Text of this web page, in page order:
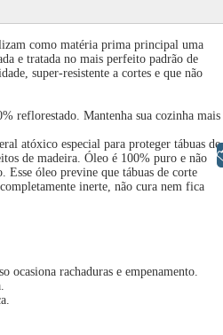
como matéria prima principal uma
e tratada no mais perfeito padrão de
super-resistente a cortes e que não
reflorestado. Mantenha sua cozinha mais
atóxico especial para proteger tábuas de
de madeira. Óleo é 100% puro e não
óleo previne que tábuas de corte
inerte, não cura nem fica
ocasiona rachaduras e empenamento.
Libras